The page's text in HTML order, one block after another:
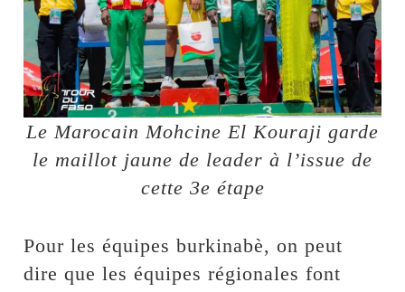
Le Marocain Mohcine El Kouraji garde
le maillot jaune de leader à l’issue de
cette 3e étape
Pour les équipes burkinabè, on peut
dire que les équipes régionales font